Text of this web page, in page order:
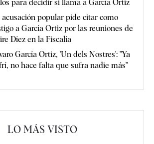
para decidir si llama a García Ortiz
acusación popular pide citar como
a García Ortiz por las reuniones de
Díez en la Fiscalía
García Ortiz, 'Un dels Nostres': "Ya
no hace falta que sufra nadie más"
LO MÁS VISTO